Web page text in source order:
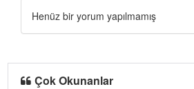
Henüz bir yorum yapılmamış
Çok Okunanlar